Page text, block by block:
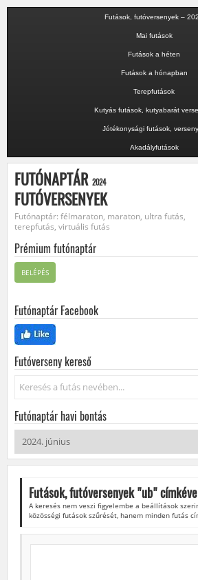
Futások, futóversenyek –
Mai futások
Futások a héten
Futások a hónapban
Terepfutások
Kutyás futások, kutyabarát
Jótékonysági futások,
Akadályfutások
FUTÓNAPTÁR 2024
FUTÓVERSENYEK
Futónaptár: félmaraton, maraton, ultra futás,
terepfutás, virtuális futás
Prémium futónaptár
BELÉPÉS
Futónaptár Facebook
Futóverseny kereső
Keresés...
Futónaptár havi bontás
Futások, futóversenyek "ub"
A keresés nem veszi figyelembe a beállítások
közösségi futások szűrését, hanem minden futás